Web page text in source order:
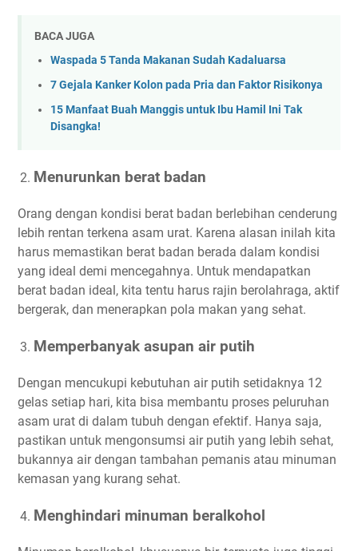
BACA JUGA
Waspada 5 Tanda Makanan Sudah Kadaluarsa
7 Gejala Kanker Kolon pada Pria dan Faktor Risikonya
15 Manfaat Buah Manggis untuk Ibu Hamil Ini Tak
Disangka!
Menurunkan berat badan
Orang dengan kondisi berat badan berlebihan cenderung
lebih rentan terkena asam urat. Karena alasan inilah kita
harus memastikan berat badan berada dalam kondisi
yang ideal demi mencegahnya. Untuk mendapatkan
berat badan ideal, kita tentu harus rajin berolahraga, aktif
bergerak, dan menerapkan pola makan yang sehat.
Memperbanyak asupan air putih
Dengan mencukupi kebutuhan air putih setidaknya 12
gelas setiap hari, kita bisa membantu proses peluruhan
asam urat di dalam tubuh dengan efektif. Hanya saja,
pastikan untuk mengonsumsi air putih yang lebih sehat,
bukannya air dengan tambahan pemanis atau minuman
kemasan yang kurang sehat.
Menghindari minuman beralkohol